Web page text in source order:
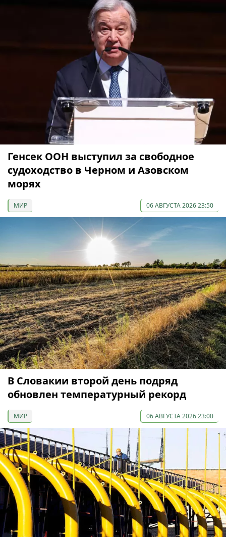
Генсек ООН выступил за свободное
судоходство в Черном и Азовском
морях
МИР 06 АВГУСТА 2026 23:50
В Словакии второй день подряд
обновлен температурный рекорд
МИР 06 АВГУСТА 2026 23:00